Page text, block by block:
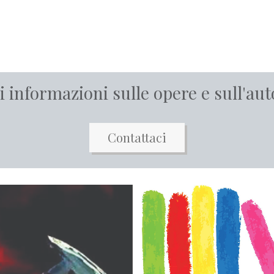
informazioni sulle opere e
Contattaci